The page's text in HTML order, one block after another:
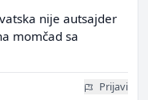
nije autsajder
momčad sa
Prijavi